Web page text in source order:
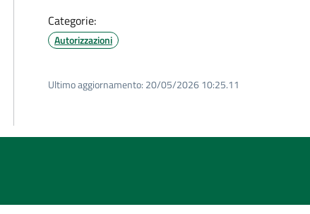
Categorie:
Autorizzazioni
Ultimo aggiornamento: 20/05/2026 10:25.11